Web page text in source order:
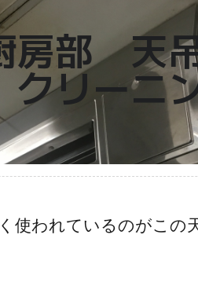
房部 天
リーニン
使われているのがこの